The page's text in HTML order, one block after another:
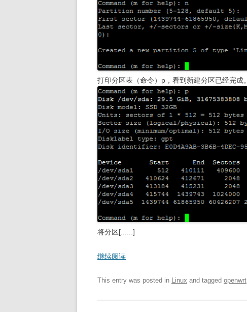
打印分区表（命令）p，看到新建分区已经完成。
将分区[......]
继续阅读
This entry was posted in Linux and tagged openwrt